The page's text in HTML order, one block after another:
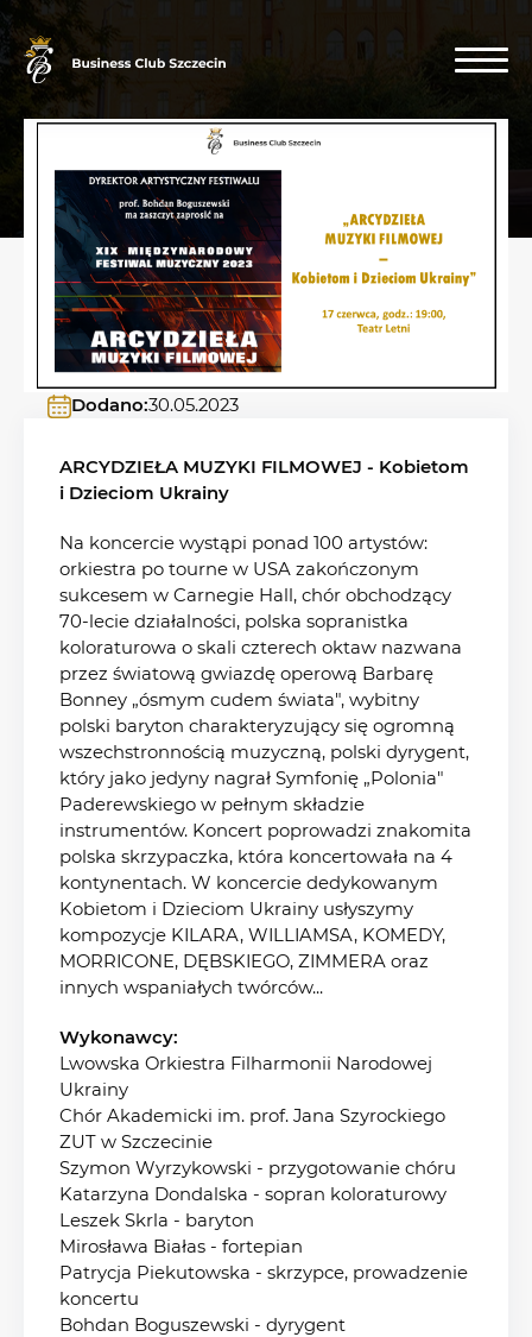
Dodano:30.05.2023
ARCYDZIEŁA MUZYKI FILMOWEJ - Kobietom
i Dzieciom Ukrainy
Na koncercie wystąpi ponad 100 artystów:
orkiestra po tourne w USA zakończonym
sukcesem w Carnegie Hall, chór obchodzący
70-lecie działalności, polska sopranistka
koloraturowa o skali czterech oktaw nazwana
przez światową gwiazdę operową Barbarę
Bonney „ósmym cudem świata", wybitny
polski baryton charakteryzujący się ogromną
wszechstronnością muzyczną, polski dyrygent,
który jako jedyny nagrał Symfonię „Polonia"
Paderewskiego w pełnym składzie
instrumentów. Koncert poprowadzi znakomita
polska skrzypaczka, która koncertowała na 4
kontynentach. W koncercie dedykowanym
Kobietom i Dzieciom Ukrainy usłyszymy
kompozycje KILARA, WILLIAMSA, KOMEDY,
MORRICONE, DĘBSKIEGO, ZIMMERA oraz
innych wspaniałych twórców...
Wykonawcy:
Lwowska Orkiestra Filharmonii Narodowej
Ukrainy
Chór Akademicki im. prof. Jana Szyrockiego
ZUT w Szczecinie
Szymon Wyrzykowski - przygotowanie chóru
Katarzyna Dondalska - sopran koloraturowy
Leszek Skrla - baryton
Mirosława Białas - fortepian
Patrycja Piekutowska - skrzypce, prowadzenie
koncertu
Bohdan Boguszewski - dyrygent